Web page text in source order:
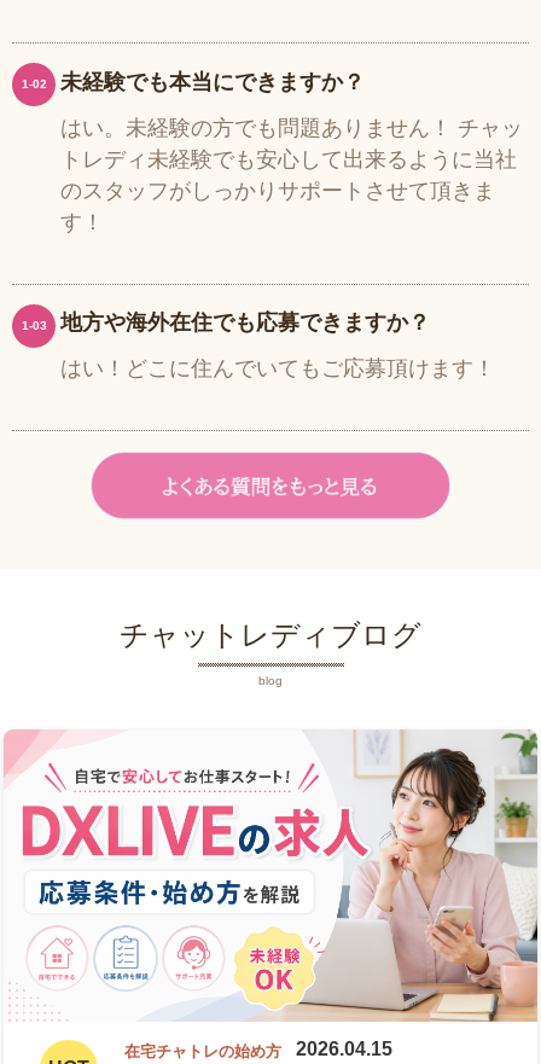
1-02
未経験でも本当にできますか？
はい。未経験の方でも問題ありません！ チャッ
トレディ未経験でも安心して出来るように当社
のスタッフがしっかりサポートさせて頂きま
す！
1-03
地方や海外在住でも応募できますか？
はい！どこに住んでいてもご応募頂けます！
チャットレディブログ
blog
在宅チャトレの始め方
2026.04.15